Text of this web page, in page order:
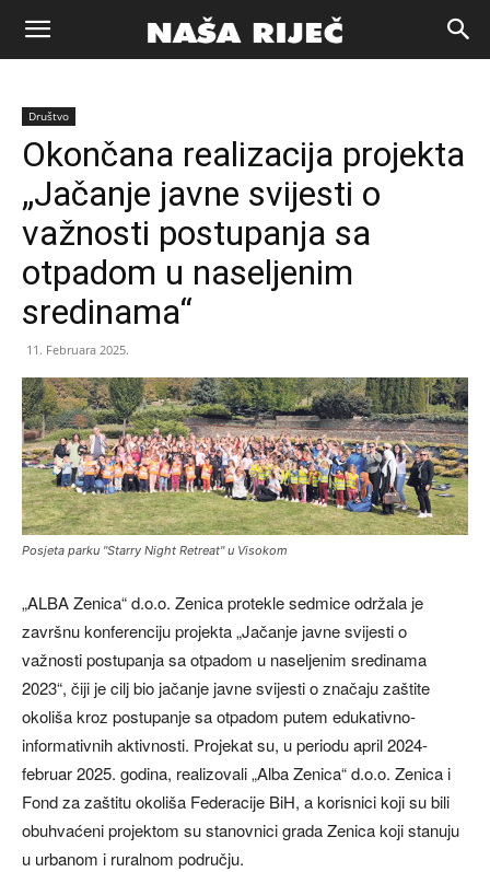
Naša
riječ
Zenica
Društvo
Okončana realizacija projekta
„Jačanje javne svijesti o
važnosti postupanja sa
otpadom u naseljenim
sredinama“
11. Februara 2025.
Posjeta parku "Starry Night Retreat" u Visokom
„ALBA Zenica“ d.o.o. Zenica protekle sedmice održala je
završnu konferenciju projekta „Jačanje javne svijesti o
važnosti postupanja sa otpadom u naseljenim sredinama
2023“, čiji je cilj bio jačanje javne svijesti o značaju zaštite
okoliša kroz postupanje sa otpadom putem edukativno-
informativnih aktivnosti. Projekat su, u periodu april 2024-
februar 2025. godina, realizovali „Alba Zenica“ d.o.o. Zenica i
Fond za zaštitu okoliša Federacije BiH, a korisnici koji su bili
obuhvaćeni projektom su stanovnici grada Zenica koji stanuju
u urbanom i ruralnom području.